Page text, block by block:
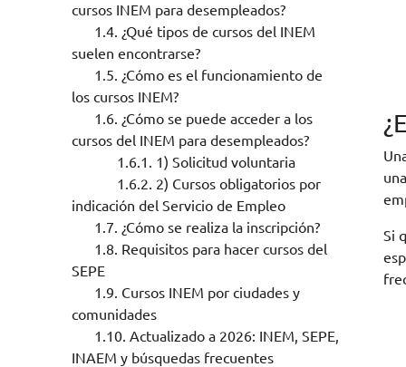
cursos INEM para desempleados?
1.4. ¿Qué tipos de cursos del INEM
suelen encontrarse?
1.5. ¿Cómo es el funcionamiento de
los cursos INEM?
1.6. ¿Cómo se puede acceder a los
cursos del INEM para desempleados?
1.6.1. 1) Solicitud voluntaria
1.6.2. 2) Cursos obligatorios por
indicación del Servicio de Empleo
1.7. ¿Cómo se realiza la inscripción?
1.8. Requisitos para hacer cursos del
SEPE
1.9. Cursos INEM por ciudades y
comunidades
1.10. Actualizado a 2026: INEM, SEPE,
INAEM y búsquedas frecuentes
Si